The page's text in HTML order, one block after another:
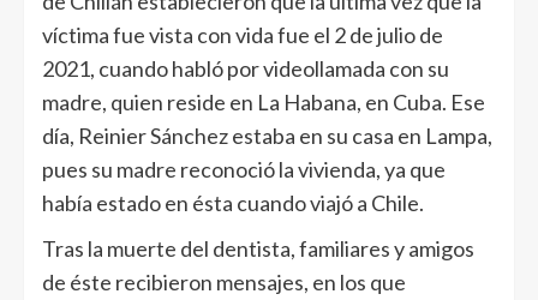
víctima fue vista con vida fue el 2 de julio de
2021, cuando habló por videollamada con su
madre, quien reside en La Habana, en Cuba. Ese
día, Reinier Sánchez estaba en su casa en Lampa,
pues su madre reconoció la vivienda, ya que
había estado en ésta cuando viajó a Chile.
Tras la muerte del dentista, familiares y amigos
de éste recibieron mensajes, en los que